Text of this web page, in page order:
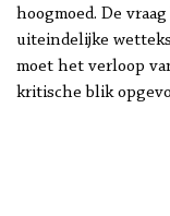
hoogmoed. De
uiteindelijke
moet het verloop
kritische blik